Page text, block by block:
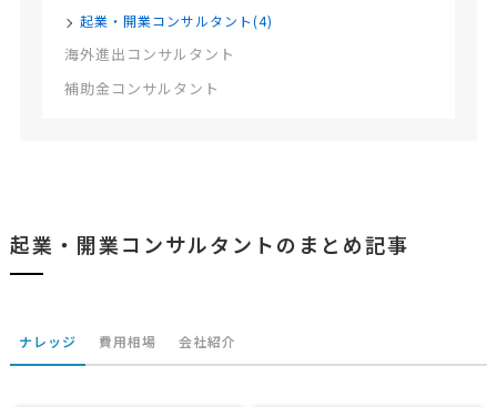
起業・開業コンサルタント(4)
海外進出コンサルタント
補助金コンサルタント
起業・開業コンサルタントのまとめ記事
ナレッジ 費用相場 会社紹介